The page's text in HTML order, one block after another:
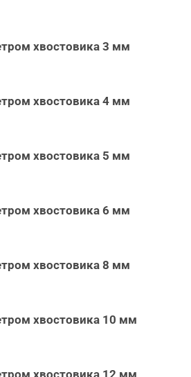
хвостовика 3 мм
хвостовика 4 мм
хвостовика 5 мм
хвостовика 6 мм
хвостовика 8 мм
хвостовика 10 мм